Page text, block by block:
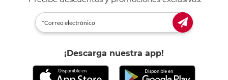
¡Descarga nuestra app!